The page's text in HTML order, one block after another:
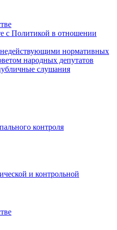
с Политикой в отношении
нормативных
народных депутатов
слушания
контроля
и контрольной